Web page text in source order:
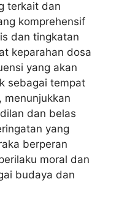
terkait dan
komprehensif
dan tingkatan
keparahan dosa
yang akan
sebagai tempat
menunjukkan
dan belas
yang
berperan
moral dan
budaya dan